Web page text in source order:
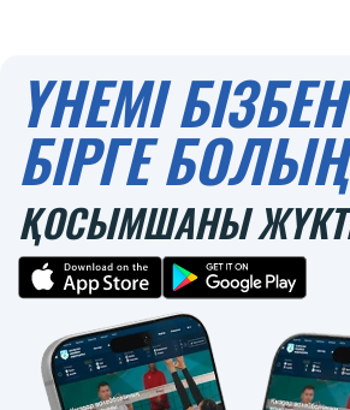
ҮНЕМІ БІЗБЕН
БІРГЕ
ҚОСЫМШАНЫ